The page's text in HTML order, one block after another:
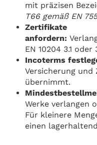
mit präzisen
T66 gemäß EN
Zertifikate
anfordern:
EN 10204 3.1 oder
Incoterms
Versicherung und
übernimmt.
Werke verlangen
Für kleinere
einen